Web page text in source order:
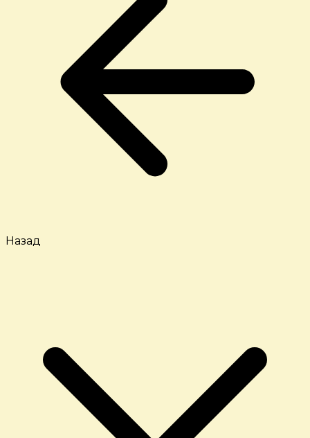
Назад